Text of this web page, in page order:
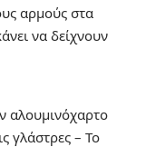
αρμούς στα
να δείχνουν
αλουμινόχαρτο
γλάστρες – Το